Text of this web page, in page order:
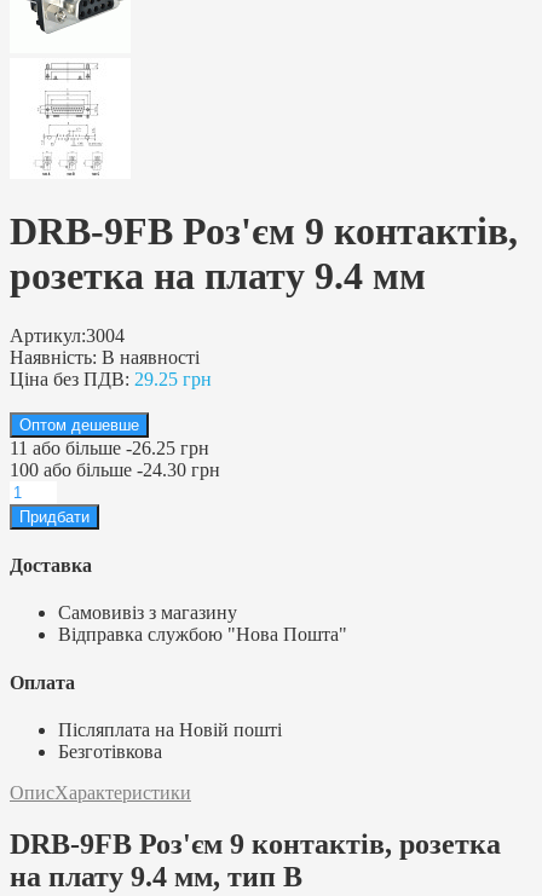
DRB-9FB Роз'єм 9 контактів,
розетка на плату 9.4 мм
Артикул:3004
Наявність: В наявності
Ціна без ПДВ: 29.25 грн
Оптом дешевше
11 або більше -26.25 грн
100 або більше -24.30 грн
Доставка
Самовивіз з магазину
Відправка службою "Нова Пошта"
Оплата
Післяплата на Новій пошті
Безготівкова
ОписХарактеристики
DRB-9FB Роз'єм 9 контактів, розетка
на плату 9.4 мм, тип В